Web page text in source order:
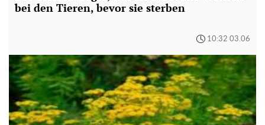
bei den Tieren, bevor sie sterben
10:32 03.06